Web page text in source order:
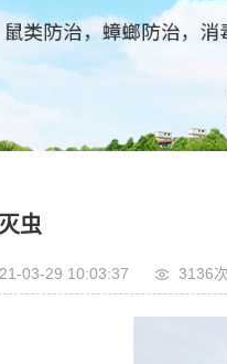
虫
03-29 10:03:37 3136次